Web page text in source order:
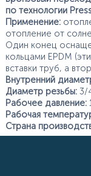
по технологии
Применение:
отопление от
Один конец
кольцами EPDM
вставки труб, а
Внутренний
Диаметр резьбы:3/
Рабочее давление:
Рабочая
Страна